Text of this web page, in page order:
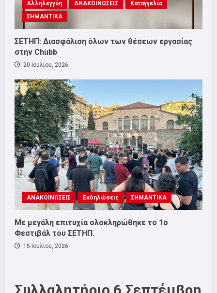
Αλληλεγγύη ΑΝΑΚΟΙΝΩΣΕΙΣ
Καταγγελία
ΣΗΜΑΝΤΙΚΑ
ΣΕΤΗΠ: Διασφάλιση όλων των θέσεων εργασίας
στην Chubb
20 Ιουλίου, 2026
ΑΝΑΚΟΙΝΩΣΕΙΣ Εκδηλώσεις ΣΗΜΑΝΤΙΚΑ
Με μεγάλη επιτυχία ολοκληρώθηκε το 1ο
Φεστιβάλ του ΣΕΤΗΠ.
15 Ιουλίου, 2026